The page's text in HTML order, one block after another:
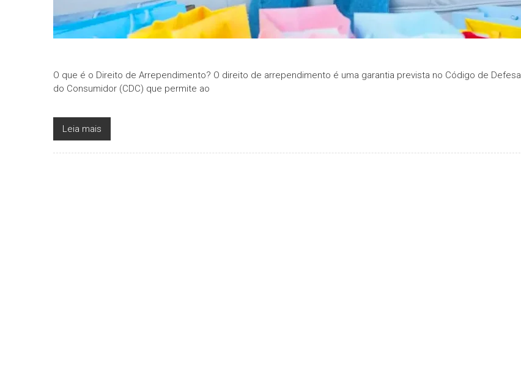
O que é o Direito de Arrependimento? O direito de arrependimento é uma garantia prevista no Código de Defesa
do Consumidor (CDC) que permite ao
Leia mais